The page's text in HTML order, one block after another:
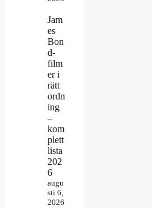
Jam
es
Bon
d-
film
er i
rätt
ordn
ing
–
kom
plett
lista
202
6
augu
sti 6,
2026